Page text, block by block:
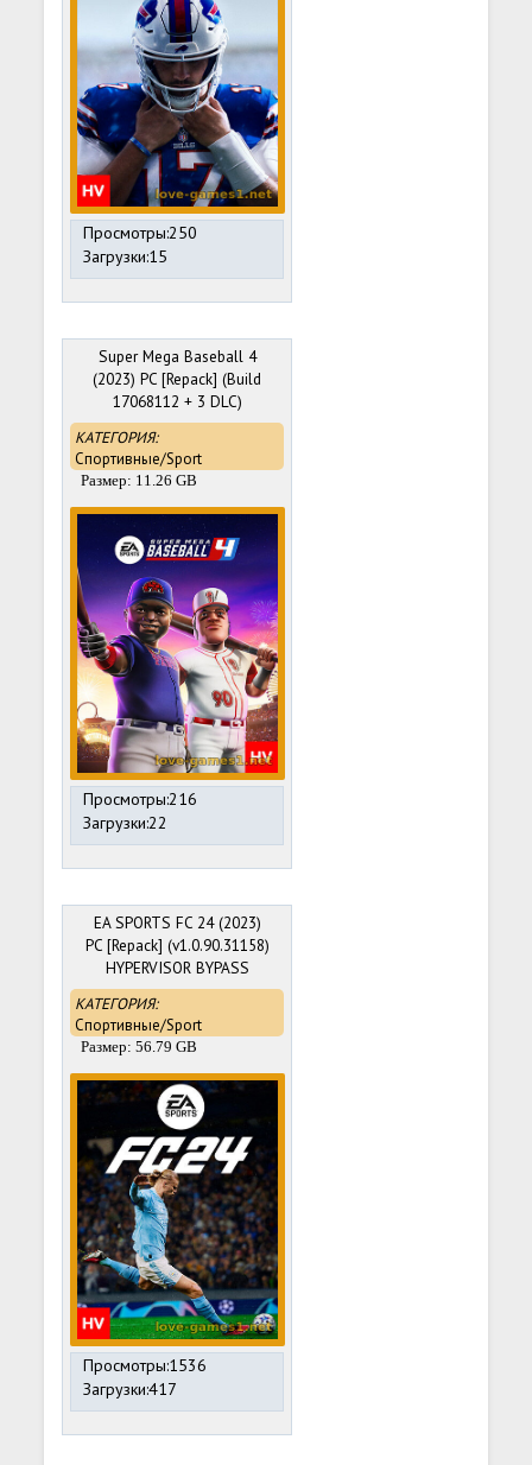
Просмотры:250
Загрузки:15
Super Mega Baseball 4
(2023) PC [Repack] (Build
17068112 + 3 DLC)
HYPERVISOR BYPASS
КАТЕГОРИЯ:
Спортивные/Sport
Размер: 11.26 GB
Просмотры:216
Загрузки:22
EA SPORTS FC 24 (2023)
PC [Repack] (v1.0.90.31158)
HYPERVISOR BYPASS
КАТЕГОРИЯ:
Спортивные/Sport
Размер: 56.79 GB
Просмотры:1536
Загрузки:417